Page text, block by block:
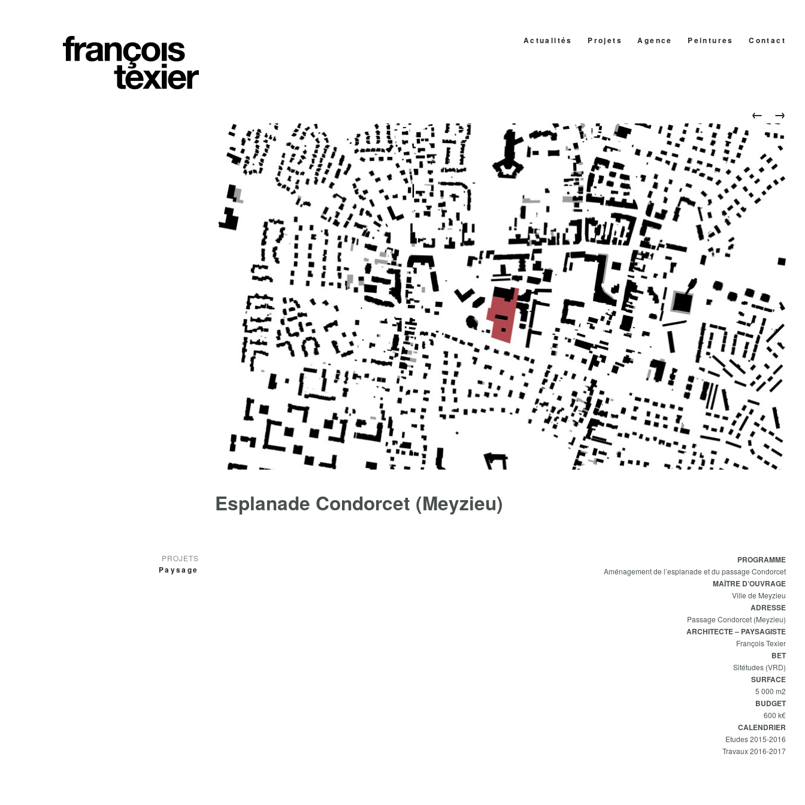
Actualités Projets Agence Peintures Contact
← →
Esplanade Condorcet (Meyzieu)
PROJETS
Paysage
PROGRAMME
Aménagement de l’esplanade et du passage Condorcet
MAÎTRE D’OUVRAGE
Ville de Meyzieu
ADRESSE
Passage Condorcet (Meyzieu)
ARCHITECTE – PAYSAGISTE
François Texier
BET
Sitétudes (VRD)
SURFACE
5 000 m2
BUDGET
600 k€
CALENDRIER
Etudes 2015-2016
Travaux 2016-2017